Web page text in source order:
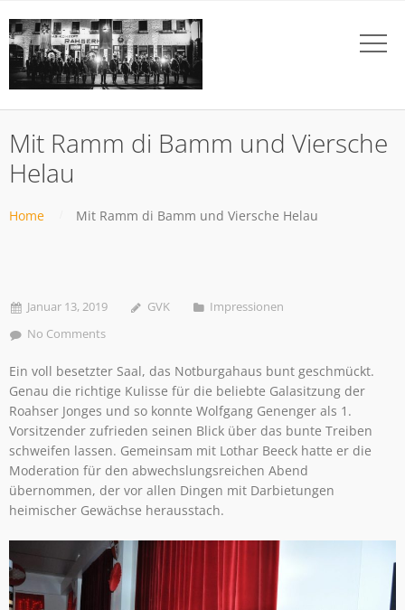
Mit Ramm di Bamm und Viersche
Helau
Home Mit Ramm di Bamm und Viersche Helau
Januar 13, 2019 GVK
Impressionen
No Comments
Ein voll besetzter Saal, das Notburgahaus bunt geschmückt.
Genau die richtige Kulisse für die beliebte Galasitzung der
Roahser Jonges und so konnte Wolfgang Genenger als 1.
Vorsitzender zufrieden seinen Blick über das bunte Treiben
schweifen lassen. Gemeinsam mit Lothar Beeck hatte er die
Moderation für den abwechslungsreichen Abend
übernommen, der vor allen Dingen mit Darbietungen
heimischer Gewächse herausstach.